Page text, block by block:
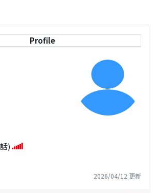
中日漢字互換
Profile
)
2026/04/12 更新